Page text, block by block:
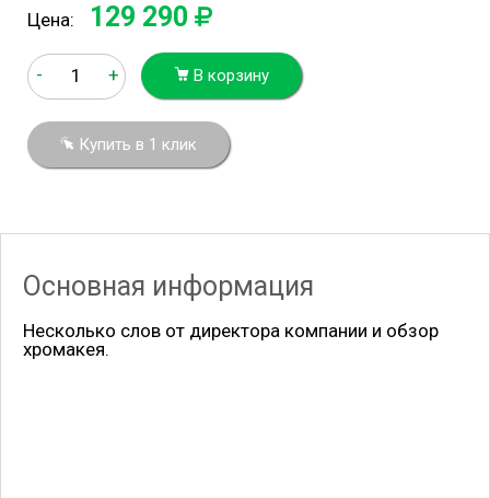
Цена: 129 290
- + В корзину
Купить в 1 клик
Основная информация
Несколько слов от директора компании и обзор
хромакея.